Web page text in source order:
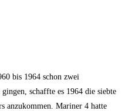
bis 1964 schon zwei
schaffte es 1964 die siebte
anzukommen. Mariner 4 hatte